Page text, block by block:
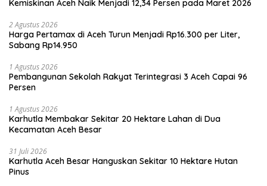
Kemiskinan Aceh Naik Menjadi 12,34 Persen pada Maret 2026
2 Agustus 2026
Harga Pertamax di Aceh Turun Menjadi Rp16.300 per Liter,
Sabang Rp14.950
1 Agustus 2026
Pembangunan Sekolah Rakyat Terintegrasi 3 Aceh Capai 96
Persen
1 Agustus 2026
Karhutla Membakar Sekitar 20 Hektare Lahan di Dua
Kecamatan Aceh Besar
31 Juli 2026
Karhutla Aceh Besar Hanguskan Sekitar 10 Hektare Hutan
Pinus